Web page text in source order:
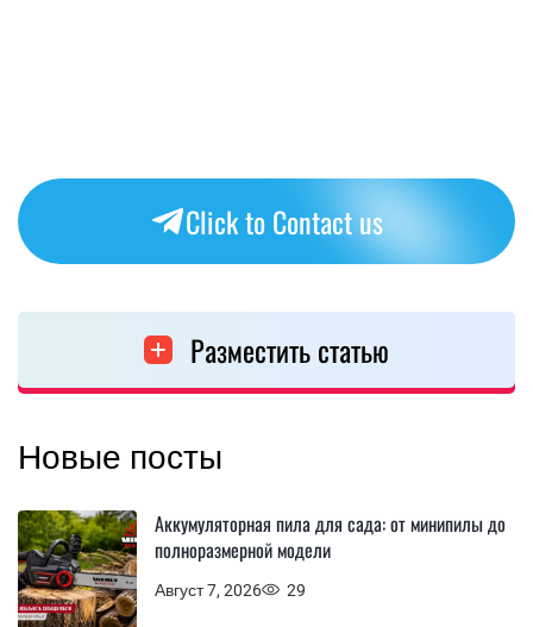
Click to Contact us
Разместить статью
Новые посты
Август 7, 2026 29
Аккумуляторная пила для сада: от минипилы до
полноразмерной модели